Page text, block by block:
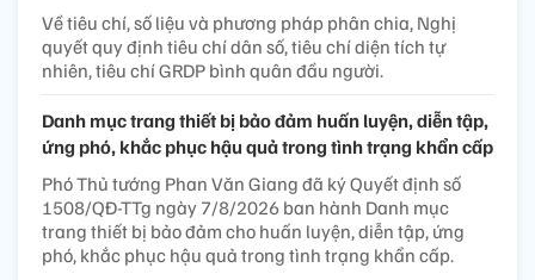
Về tiêu chí, số liệu và phương pháp phân chia, Nghị
quyết quy định tiêu chí dân số, tiêu chí diện tích tự
nhiên, tiêu chí GRDP bình quân đầu người.
Danh mục trang thiết bị bảo đảm huấn luyện, diễn tập,
ứng phó, khắc phục hậu quả trong tình trạng khẩn cấp
Phó Thủ tướng Phan Văn Giang đã ký Quyết định số
1508/QĐ-TTg ngày 7/8/2026 ban hành Danh mục
trang thiết bị bảo đảm cho huấn luyện, diễn tập, ứng
phó, khắc phục hậu quả trong tình trạng khẩn cấp.